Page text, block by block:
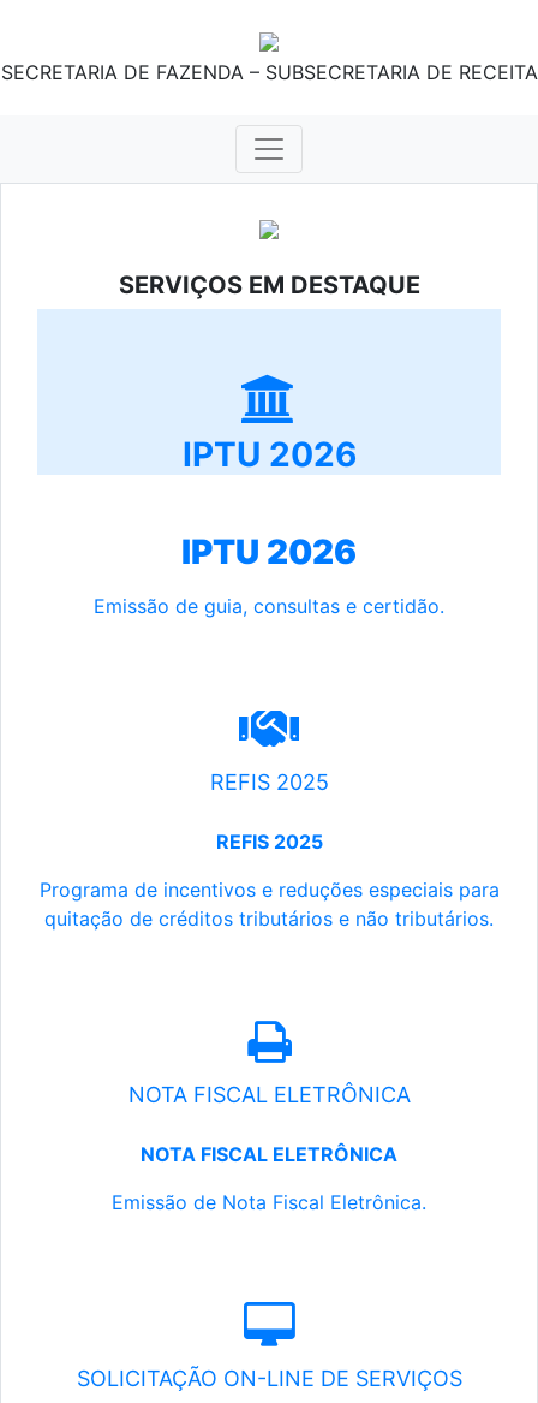
SECRETARIA DE FAZENDA – SUBSECRETARIA DE RECEITA
SERVIÇOS EM DESTAQUE
IPTU 2026
IPTU 2026
Emissão de guia, consultas e certidão.
REFIS 2025
REFIS 2025
Programa de incentivos e reduções especiais para
quitação de créditos tributários e não tributários.
NOTA FISCAL ELETRÔNICA
NOTA FISCAL ELETRÔNICA
Emissão de Nota Fiscal Eletrônica.
SOLICITAÇÃO ON-LINE DE SERVIÇOS